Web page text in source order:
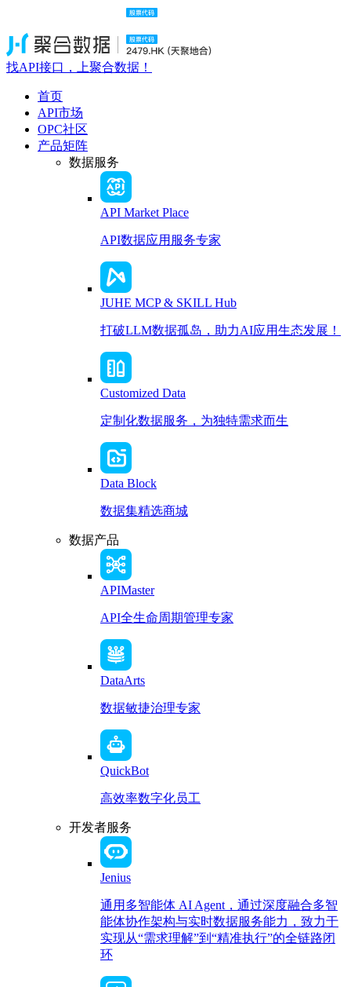
找API接口，上聚合数据！
首页
API市场
OPC社区
产品矩阵
数据服务
API Market Place
API数据应用服务专家
JUHE MCP & SKILL Hub
打破LLM数据孤岛，助力AI应用生态发展！
Customized Data
定制化数据服务，为独特需求而生
Data Block
数据集精选商城
数据产品
APIMaster
API全生命周期管理专家
DataArts
数据敏捷治理专家
QuickBot
高效率数字化员工
开发者服务
Jenius
通用多智能体 AI Agent，通过深度融合多智
能体协作架构与实时数据服务能力，致力于
实现从“需求理解”到“精准执行”的全链路闭
环